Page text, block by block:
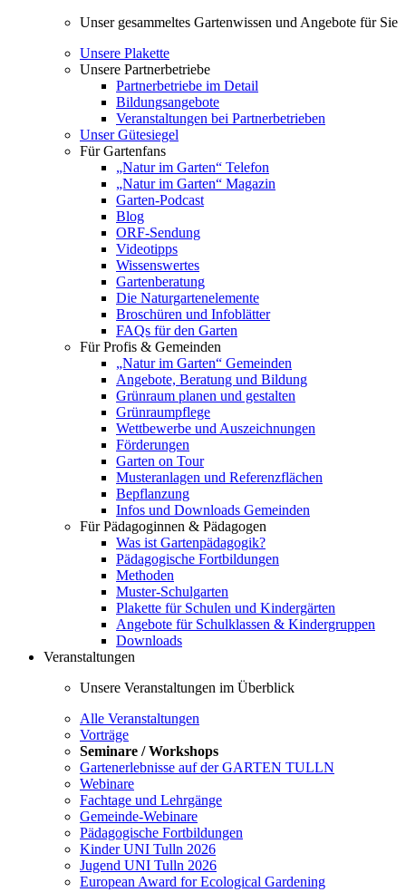
Unser gesammeltes Gartenwissen und Angebote für Sie
Unsere Plakette
Unsere Partnerbetriebe
Partnerbetriebe im Detail
Bildungsangebote
Veranstaltungen bei Partnerbetrieben
Unser Gütesiegel
Für Gartenfans
„Natur im Garten“ Telefon
„Natur im Garten“ Magazin
Garten-Podcast
Blog
ORF-Sendung
Videotipps
Wissenswertes
Gartenberatung
Die Naturgartenelemente
Broschüren und Infoblätter
FAQs für den Garten
Für Profis & Gemeinden
„Natur im Garten“ Gemeinden
Angebote, Beratung und Bildung
Grünraum planen und gestalten
Grünraumpflege
Wettbewerbe und Auszeichnungen
Förderungen
Garten on Tour
Musteranlagen und Referenzflächen
Bepflanzung
Infos und Downloads Gemeinden
Für Pädagoginnen & Pädagogen
Was ist Gartenpädagogik?
Pädagogische Fortbildungen
Methoden
Muster-Schulgarten
Plakette für Schulen und Kindergärten
Angebote für Schulklassen & Kindergruppen
Downloads
Veranstaltungen
Unsere Veranstaltungen im Überblick
Alle Veranstaltungen
Vorträge
Seminare / Workshops
Gartenerlebnisse auf der GARTEN TULLN
Webinare
Fachtage und Lehrgänge
Gemeinde-Webinare
Pädagogische Fortbildungen
Kinder UNI Tulln 2026
Jugend UNI Tulln 2026
European Award for Ecological Gardening